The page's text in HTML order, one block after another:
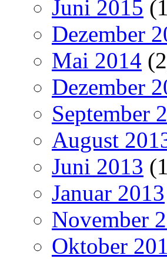
Juni 2015
Dezember
Mai 2014
Dezember
September
August
Juni 2013
Januar 2013
November
Oktober